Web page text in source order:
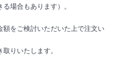
場合もあります）。
額をご検討いただいた上で注文い
りいたします。